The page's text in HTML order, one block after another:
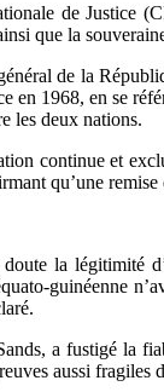
de Justice
que la
de la
en 1968, en se
les deux nations.
continue et
qu’une
la légitimité
guinéenne
a fustigé la
aussi fragiles